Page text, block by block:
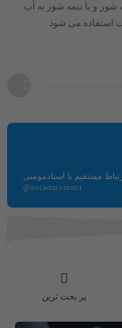
شور و یا نیمه شور به آب
استفاده می شود
مستقیم با استادمومنی
@ostadmomeni
پر بحث ترین